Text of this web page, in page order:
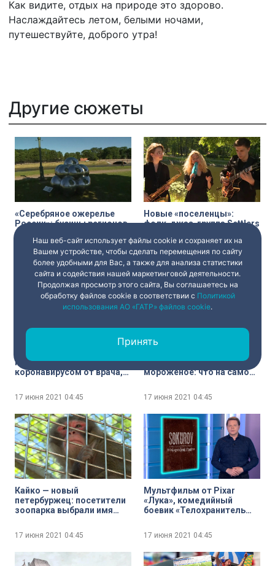
Как видите, отдых на природе это здорово.
Наслаждайтесь летом, белыми ночами,
путешествуйте, доброго утра!
Другие сюжеты
«Серебряное ожерелье
России»: бусины регионов
Северо-Запада у стен
Петропавловской
крепости
17 июня 2021 04:45
Новые «поселенцы»:
фолк-джаз-группа Settlers
будущего альбома «У
заветного столба»
17 июня 2021
по борьбе с
коронавирусом от врача,
17 июня 2021 04:45
кондиционер или
мороженое: что на самом
17 июня 2021 04:45
Кайко — новый
петербуржец: посетители
зоопарка выбрали имя
17 июня 2021 04:45
Мультфильм от Pixar
«Лука», комедийный
боевик «Телохранитель
продал свою кожу» —
17 июня 2021 04:45
Наш веб-сайт использует файлы cookie и сохраняет их на
Вашем устройстве, чтобы сделать перемещения по сайту
более удобными для Вас, а также для анализа статистики
сайта и содействия нашей маркетинговой деятельности.
Продолжая просмотр этого сайта, Вы соглашаетесь на
обработку файлов cookie в соответствии с Политикой
использования АО «ГАТР» файлов cookie.
Принять